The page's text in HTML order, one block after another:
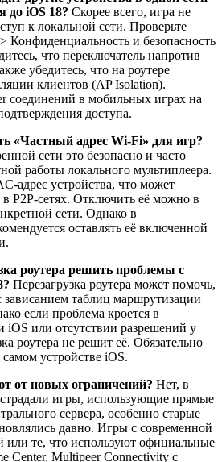
до iOS 18? Скорее всего, игра не
к локальной сети. Проверьте
Конфиденциальность и безопасность
что переключатель напротив
убедитесь, что на роутере
клиентов (AP Isolation).
соединений в мобильных играх на
доступа.
«Частный адрес Wi-Fi» для игр?
сети это безопасно и часто
работы локального мультиплеера.
адрес устройства, что может
P2P-сетях. Отключить её можно в
сети. Однако в
оставлять её включенной
роутера решить проблемы с
Перезагрузка роутера может помочь,
зависанием таблиц маршрутизации
если проблема кроется в
iOS или отсутствии разрешений у
роутера не решит её. Обязательно
устройстве iOS.
от новых ограничений? Нет, в
игры, использующие прямые
сервера, особенно старые
давно. Игры с современной
или те, что используют официальные
Center, Multipeer Connectivity с